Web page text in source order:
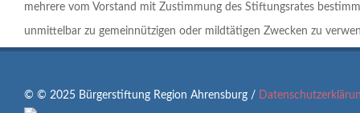
mehrere vom Vorstand mit Zustimmung des Stiftungsrates
unmittelbar zu gemeinnützigen oder mildtätigen Zwecken zu
© © 2025 Bürgerstiftung Region Ahrensburg /